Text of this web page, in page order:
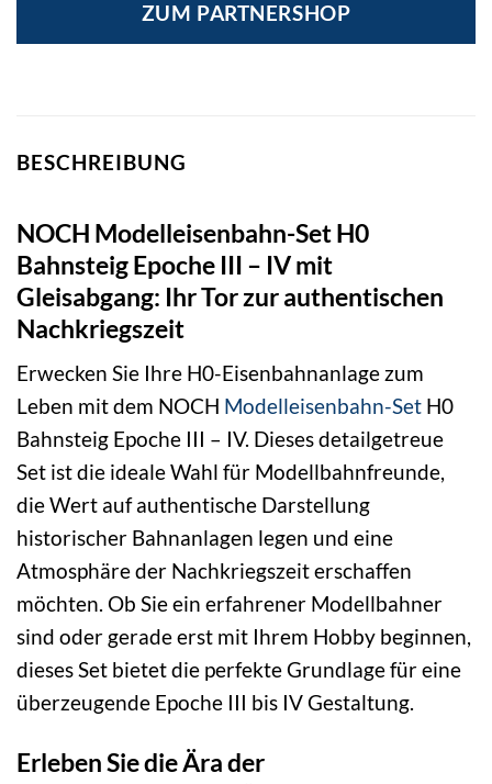
ZUM PARTNERSHOP
BESCHREIBUNG
NOCH Modelleisenbahn-Set H0
Bahnsteig Epoche III – IV mit
Gleisabgang: Ihr Tor zur authentischen
Nachkriegszeit
Erwecken Sie Ihre H0-Eisenbahnanlage zum
Leben mit dem NOCH Modelleisenbahn-Set H0
Bahnsteig Epoche III – IV. Dieses detailgetreue
Set ist die ideale Wahl für Modellbahnfreunde,
die Wert auf authentische Darstellung
historischer Bahnanlagen legen und eine
Atmosphäre der Nachkriegszeit erschaffen
möchten. Ob Sie ein erfahrener Modellbahner
sind oder gerade erst mit Ihrem Hobby beginnen,
dieses Set bietet die perfekte Grundlage für eine
überzeugende Epoche III bis IV Gestaltung.
Erleben Sie die Ära der